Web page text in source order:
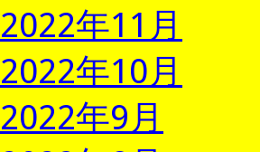
2022年11月
2022年10月
2022年9月